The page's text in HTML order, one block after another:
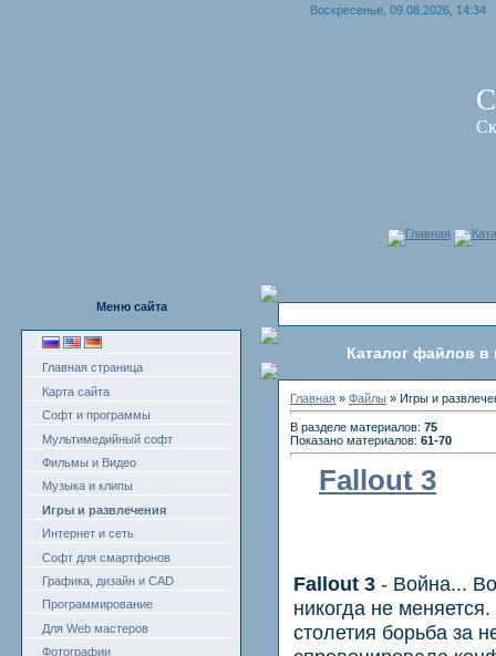
Воскресенье, 09.08.2026, 14:34
Главная
Меню сайта
Главная страница
Карта сайта
Софт и программы
Мультимедийный софт
Фильмы и Видео
Музыка и клипы
Игры и развлечения
Интернет и сеть
Софт для смартфонов
Графика, дизайн и CAD
Программирование
Для Web мастеров
Фотографии
Каталог файлов в
Главная » Файлы » Игры и
В разделе материалов: 75
Показано материалов: 61-70
Fallout 3
Fallout 3 - Война...
никогда не
столетия борьба за